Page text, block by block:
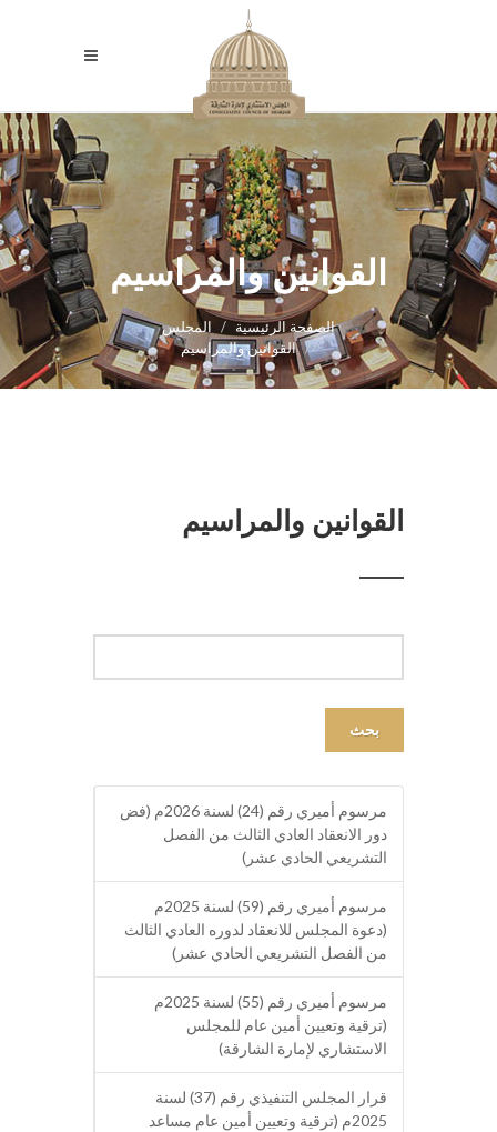
القوانين والمراسيم
الصفحة الرئيسية
المجلس
القوانين والمراسيم
القوانين والمراسيم
بحث
مرسوم أميري رقم (24) لسنة 2026م (فض
دور الانعقاد العادي الثالث من الفصل
التشريعي الحادي عشر)
مرسوم أميري رقم (59) لسنة 2025م
(دعوة المجلس للانعقاد لدوره العادي الثالث
من الفصل التشريعي الحادي عشر)
مرسوم أميري رقم (55) لسنة 2025م
(ترقية وتعيين أمين عام للمجلس
الاستشاري لإمارة الشارقة)
قرار المجلس التنفيذي رقم (37) لسنة
2025م (ترقية وتعيين أمين عام مساعد